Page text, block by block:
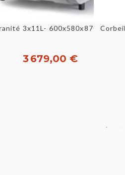
Aperçu rapide
3 679,00 €